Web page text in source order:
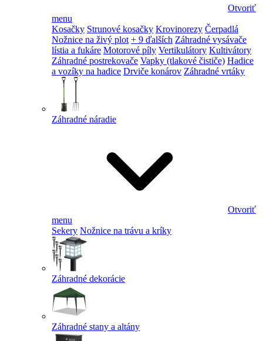
Otvoriť
menu
Kosačky Strunové kosačky Krovinorezy Čerpadlá
Nožnice na živý plot + 9 ďalších Záhradné vysávače
lístia a fukáre Motorové píly Vertikulátory Kultivátory
Záhradné postrekovače Vapky (tlakové čističe) Hadice
a vozíky na hadice Drviče konárov Záhradné vrtáky
Záhradné náradie
Otvoriť
menu
Sekery Nožnice na trávu a kríky
Záhradné dekorácie
Záhradné stany a altány